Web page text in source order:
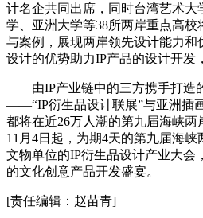
计名企共同出席，同时台湾艺术大
学、亚洲大学等38所两岸重点高
与案例，展现两岸领先设计能力
设计的优势助力IP产品的设计开发
由IP产业链中的三方携手打造
——“IP衍生品设计联展”与亚洲插
都将在近26万人潮的第九届海峡两
11月4日起，为期4天的第九届海
文物单位的IP衍生品设计产业大会
的文化创意产品开发盛宴。
[责任编辑：赵苗青]